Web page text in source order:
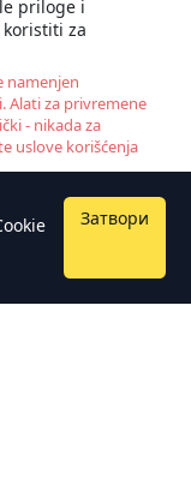
priloge i
za
namenjen
Alati za privremene
- nikada za
uslove korišćenja
Затвори